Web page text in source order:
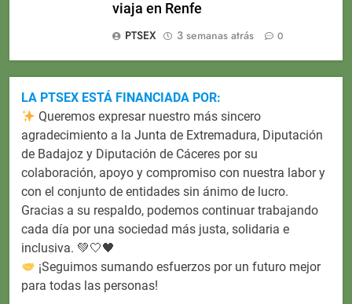
viaja en Renfe
PTSEX
3 semanas atrás 0
LA PTSEX ESTÁ FINANCIADA POR:
Queremos expresar nuestro más sincero
agradecimiento a la Junta de Extremadura, Diputación
de Badajoz y Diputación de Cáceres por su
colaboración, apoyo y compromiso con nuestra labor y
con el conjunto de entidades sin ánimo de lucro.
Gracias a su respaldo, podemos continuar trabajando
cada día por una sociedad más justa, solidaria e
inclusiva. 💚🤍🖤
¡Seguimos sumando esfuerzos por un futuro mejor
para todas las personas!